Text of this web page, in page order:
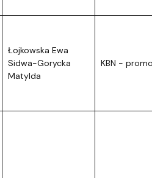
Łojkowska Ewa
Sidwa-Gorycka
Matylda
KBN -